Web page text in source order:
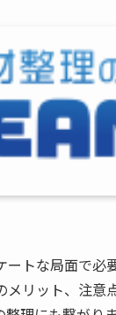
トな局面で必
リット、注意